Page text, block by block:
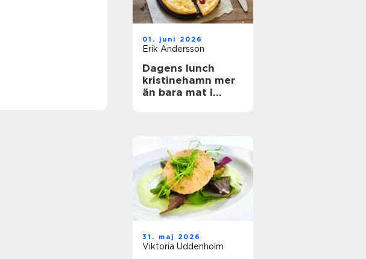
01. juni 2026
Erik Andersson
Dagens lunch
kristinehamn mer
än bara mat i
31. maj 2026
Viktoria Uddenholm